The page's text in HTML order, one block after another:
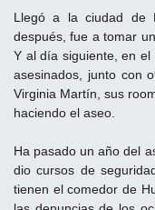
Llegó a la ciudad de
después, fue a tomar
Y al día siguiente, en
asesinados, junto con
Virginia Martín, sus
haciendo el aseo.
Ha pasado un año del
dio cursos de
tienen el comedor de